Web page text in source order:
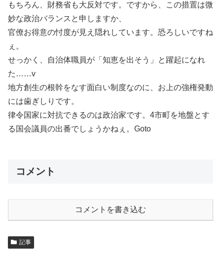
もちろん、財務省も大反対です。ですから、この措置は微
妙な政治バランスと申しますか、
官僚お得意の忖度が見え隠れしています。恐ろしいですね
ぇ。
せっかく、自治体職員が「知恵を出そう」と躍起になれ
た……v
地方創生の根幹をなす面白い制度なのに、お上の強権発動
には歯ぎしりです。
律令国家に対抗できるのは政治家です。4市町を地盤とす
る国会議員の出番でしょうかねぇ。Goto
コメント
コメントを書き込む
記事